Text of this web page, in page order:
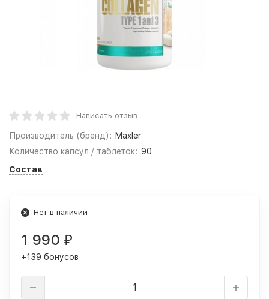
Написать отзыв
Производитель (бренд): Maxler
Количество капсул / таблеток: 90
Состав
Нет в наличии
1 990 ₽
+139 бонусов